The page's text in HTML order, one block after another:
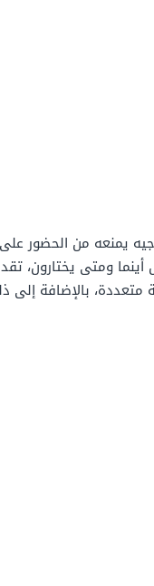
يمنعه من الحضور
أينما ومتى
بالإضافة